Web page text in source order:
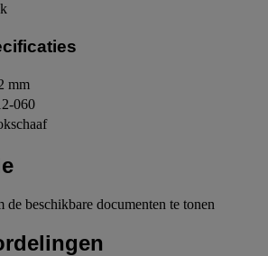
mm
060
de beschikbare documenten te tonen